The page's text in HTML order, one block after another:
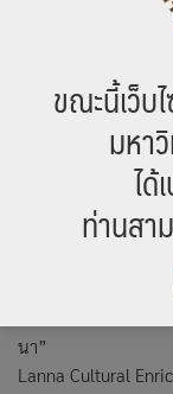
พ.ศ. 2558 กฎกระท
มหาวิทยาลัยราชภัฏเ
วันที่ 26 กุมภาพันธ์
วัฒนธรรม เปลี่ยนชื่
เป็นศูนย์กลาง
ในการส่งเสริมการ
ฟื้นฟู และทำนุบำรุง
นา”
Lanna Cultural
ขณะนี้เว็บ
มหา
ไ
ท่านสา